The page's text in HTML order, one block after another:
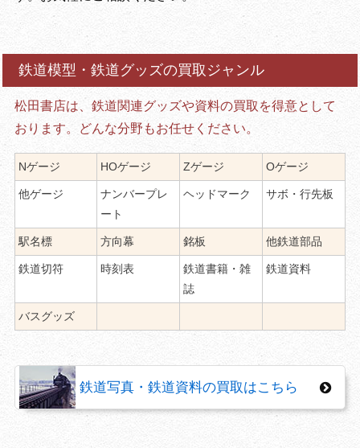
鉄道模型・鉄道グッズの買取ジャンル
松田書店は、鉄道関連グッズや資料の買取を得意として
おります。どんな分野もお任せください。
Nゲージ HOゲージ Zゲージ Oゲージ
他ゲージ
ナンバープレ
ート
ヘッドマーク サボ・行先板
駅名標 方向幕 銘板 他鉄道部品
鉄道切符 時刻表
鉄道書籍・雑
誌
鉄道資料
バスグッズ
鉄道写真・鉄道資料の買取はこちら